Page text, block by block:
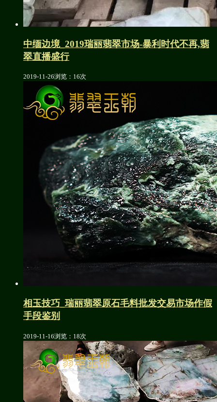
中缅边境_2019瑞丽翡翠市场-暴利时代不再,翡
翠直播盛行
2019-11-26浏览：16次
相玉技巧_瑞丽翡翠原石毛料批发交易市场作假
手段鉴别
2019-11-16浏览：18次